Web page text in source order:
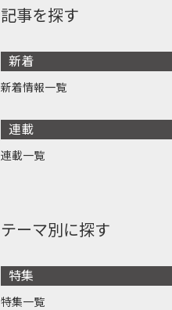
記事を探す
新着
新着情報一覧
連載
連載一覧
テーマ別に探す
特集
特集一覧